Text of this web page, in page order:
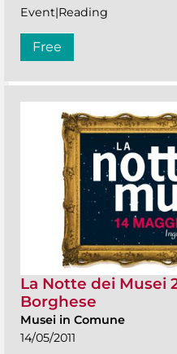
Event|Reading
Free
La Notte dei Musei
Borghese
Musei in Comune
14/05/2011